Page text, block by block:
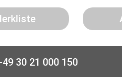
30 21 000 150